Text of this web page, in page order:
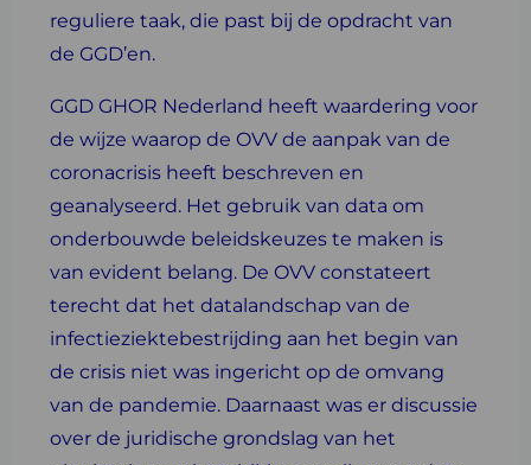
reguliere taak, die past bij de opdracht van
de GGD’en.
GGD GHOR Nederland heeft waardering voor
de wijze waarop de OVV de aanpak van de
coronacrisis heeft beschreven en
geanalyseerd. Het gebruik van data om
onderbouwde beleidskeuzes te maken is
van evident belang. De OVV constateert
terecht dat het datalandschap van de
infectieziektebestrijding aan het begin van
de crisis niet was ingericht op de omvang
van de pandemie. Daarnaast was er discussie
over de juridische grondslag van het